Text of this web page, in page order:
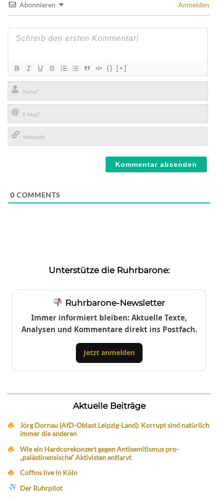
Abonnieren Anmelden
{} [+]
Name*
E-
Mail*
0 COMMENTS
Unterstütze die Ruhrbarone:
Ruhrbarone-Newsletter
Immer informiert bleiben: Aktuelle Texte,
Analysen und Kommentare direkt ins Postfach.
Jetzt anmelden
Aktuelle Beiträge
Jörg Dornau (AfD-Oblast Leipzig-Land): Korrupt sind natürlich
immer die anderen
Wie ein Hardcorekonzert gegen Antisemitismus pro-
„palästinensische“ Aktivisten entlarvt
Coffins live in Köln
Der Ruhrpilot